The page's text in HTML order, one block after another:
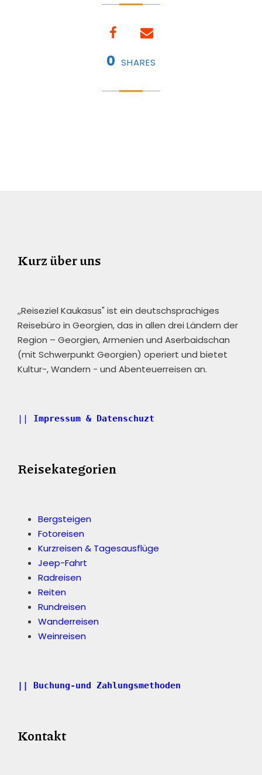
0 SHARES
Kurz über uns
,,Reiseziel Kaukasus" ist ein deutschsprachiges
Reisebüro in Georgien, das in allen drei Ländern der
Region – Georgien, Armenien und Aserbaidschan
(mit Schwerpunkt Georgien) operiert und bietet
Kultur-, Wandern - und Abenteuerreisen an.
|| Impressum & Datenschuzt
Reisekategorien
Bergsteigen
Fotoreisen
Kurzreisen & Tagesausflüge
Jeep-Fahrt
Radreisen
Reiten
Rundreisen
Wanderreisen
Weinreisen
|| Buchung-und Zahlungsmethoden
Kontakt